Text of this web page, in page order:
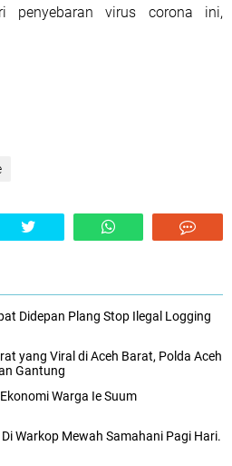
penyebaran virus corona ini,
Didepan Plang Stop Ilegal Logging
yang Viral di Aceh Barat, Polda Aceh
Gantung
Warga Ie Suum
Warkop Mewah Samahani Pagi Hari.